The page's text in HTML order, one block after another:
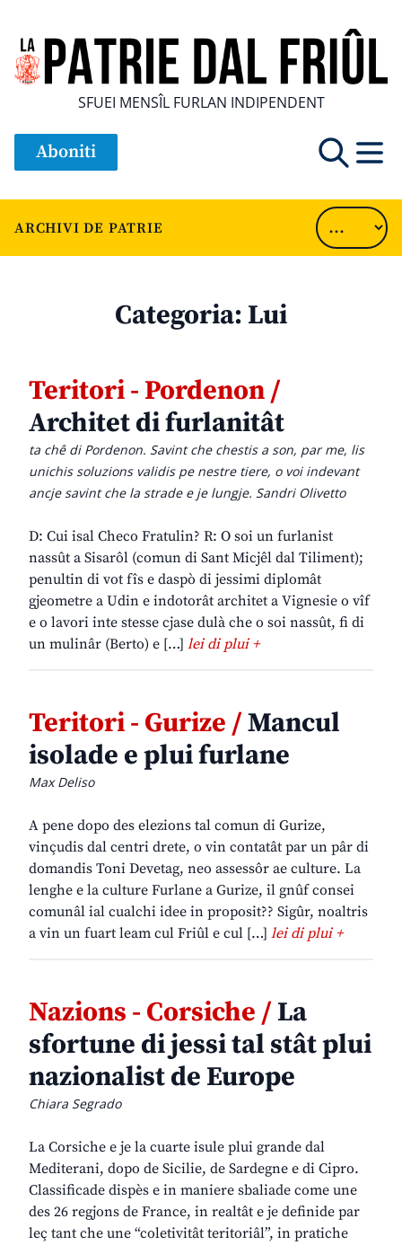
SFUEI MENSÎL FURLAN INDIPENDENT
Aboniti
ARCHIVI DE PATRIE
Categoria: Lui
Teritori - Pordenon /
Architet di furlanitât
ta chê di Pordenon. Savint che chestis a son, par me, lis
unichis soluzions validis pe nestre tiere, o voi indevant
ancje savint che la strade e je lungje. Sandri Olivetto
D: Cui isal Checo Fratulin? R: O soi un furlanist
nassût a Sisarôl (comun di Sant Micjêl dal Tiliment);
penultin di vot fîs e daspò di jessimi diplomât
gjeometre a Udin e indotorât architet a Vignesie o vîf
e o lavori inte stesse cjase dulà che o soi nassût, fi di
un mulinâr (Berto) e […] lei di plui +
Teritori - Gurize /Mancul
isolade e plui furlane
Max Deliso
A pene dopo des elezions tal comun di Gurize,
vinçudis dal centri drete, o vin contatât par un pâr di
domandis Toni Devetag, neo assessôr ae culture. La
lenghe e la culture Furlane a Gurize, il gnûf consei
comunâl ial cualchi idee in proposit?? Sigûr, noaltris
a vin un fuart leam cul Friûl e cul […] lei di plui +
Nazions - Corsiche /La
sfortune di jessi tal stât plui
nazionalist de Europe
Chiara Segrado
La Corsiche e je la cuarte isule plui grande dal
Mediterani, dopo de Sicilie, de Sardegne e di Cipro.
Classificade dispès e in maniere sbaliade come une
des 26 regjons de France, in realtât e je definide par
leç tant che une “coletivitât teritoriâl”, in pratiche